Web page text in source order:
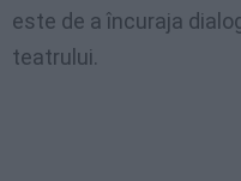
este de a încuraja
teatrului.